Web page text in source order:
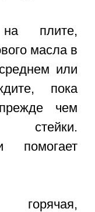
на плите,
масла в
или
пока
чем
стейки.
помогает